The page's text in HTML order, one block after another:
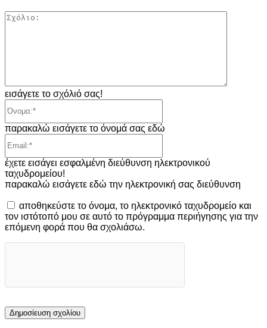
εισάγετε το σχόλιό σας!
παρακαλώ εισάγετε το όνομά σας εδώ
έχετε εισάγει εσφαλμένη διεύθυνση ηλεκτρονικού
ταχυδρομείου!
παρακαλώ εισάγετε εδώ την ηλεκτρονική σας διεύθυνση
αποθηκεύστε το όνομα, το ηλεκτρονικό ταχυδρομείο και
τον ιστότοπό μου σε αυτό το πρόγραμμα περιήγησης για την
επόμενη φορά που θα σχολιάσω.